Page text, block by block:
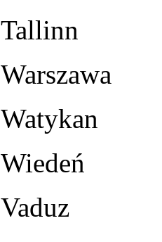
Tallinn
Warszawa
Watykan
Wiedeń
Vaduz